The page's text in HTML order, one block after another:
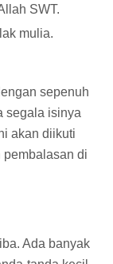
SWT.
mulia.
sepenuh
segala isinya
akan diikuti
pembalasan di
Ada banyak